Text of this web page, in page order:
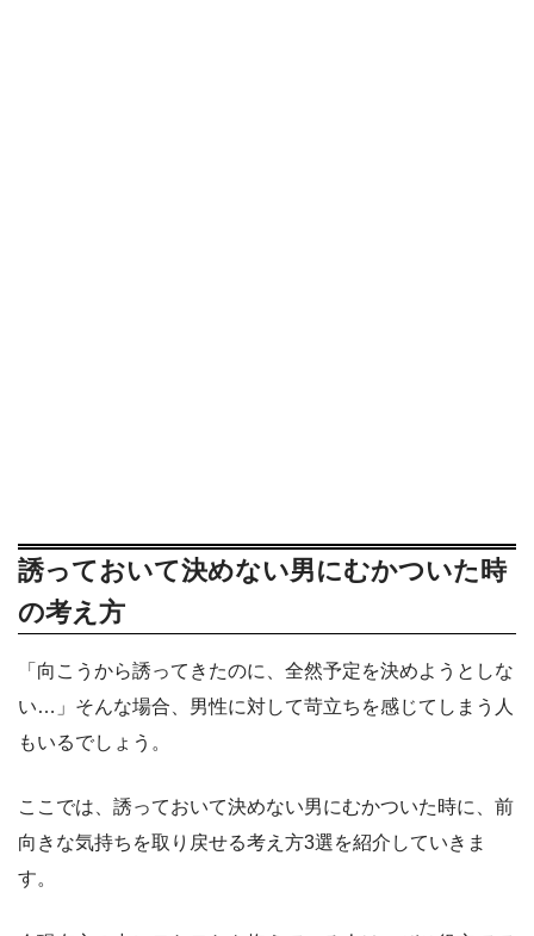
誘っておいて決めない男にむかついた時
の考え方
「向こうから誘ってきたのに、全然予定を決めようとしな
い…」そんな場合、男性に対して苛立ちを感じてしまう人
もいるでしょう。
ここでは、誘っておいて決めない男にむかついた時に、前
向きな気持ちを取り戻せる考え方3選を紹介していきま
す。